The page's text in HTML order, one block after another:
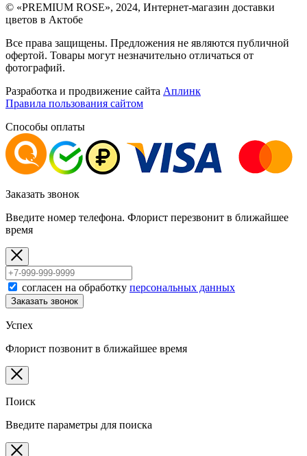
© «PREMIUM ROSE», 2024, Интернет-магазин доставки
цветов в Актобе
Все права защищены. Предложения не являются публичной
офертой. Товары могут незначительно отличаться от
фотографий.
Разработка и продвижение сайта Аплинк
Правила пользования сайтом
Способы оплаты
Заказать звонок
Введите номер телефона. Флорист перезвонит в ближайшее
время
согласен на обработку персональных данных
Заказать звонок
Успех
Флорист позвонит в ближайшее время
Поиск
Введите параметры для поиска